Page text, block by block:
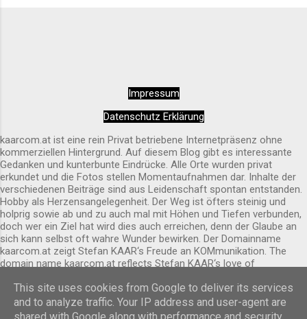
sehr entspannend und rundherum harmonisch.
Alles wirkt sehr sauber und liebevoll gepflegt.
Außen ist sie schon von Weitem erkennbar.
Impressum
Datenschutz Erklärung
kaarcom.at ist eine rein Privat betriebene Internetpräsenz ohne
kommerziellen Hintergrund. Auf diesem Blog gibt es interessante
Gedanken und kunterbunte Eindrücke. Alle Orte wurden privat
erkundet und die Fotos stellen Momentaufnahmen dar. Inhalte der
verschiedenen Beiträge sind aus Leidenschaft spontan entstanden.
Hobby als Herzensangelegenheit. Der Weg ist öfters steinig und
holprig sowie ab und zu auch mal mit Höhen und Tiefen verbunden,
doch wer ein Ziel hat wird dies auch erreichen, denn der Glaube an
sich kann selbst oft wahre Wunder bewirken. Der Domainname
kaarcom.at zeigt Stefan KAAR‘s Freude an KOMmunikation. The
domain name kaarcom.at reflects Stefan KAAR‘s love of
Powered by Blogger
This site uses cookies from Google to deliver its services
and to analyze traffic. Your IP address and user-agent are